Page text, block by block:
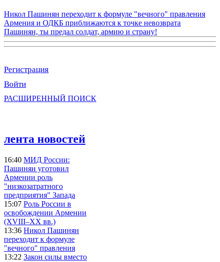
Никол Пашинян переходит к формуле "вечного" правления
Армения и ОДКБ приближаются к точке невозврата
Пашинян, ты предал солдат, армию и страну!
Регистрация
Войти
РАСШИРЕННЫЙ ПОИСК
лента новостей
16:40 МИД России:
Пашинян уготовил
Армении роль
"низкозатратного
предприятия" Запада
15:07 Роль России в
освобождении Армении
(XVIII–XX вв.)
13:36 Никол Пашинян
переходит к формуле
"вечного" правления
13:22 Закон силы вместо